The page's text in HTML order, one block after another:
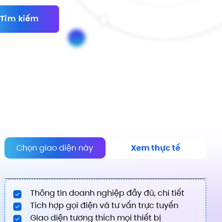
Tìm kiếm
Chọn giao diện này Xem thực tế
Thông tin doanh nghiệp đầy đủ, chi tiết
Tích hợp gọi điện và tư vấn trực tuyến
Giao diện tương thích mọi thiết bị